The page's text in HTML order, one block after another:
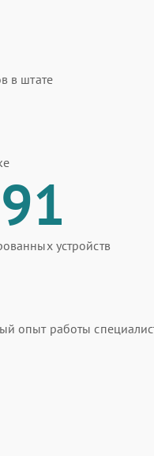
в штате
устройств
опыт работы